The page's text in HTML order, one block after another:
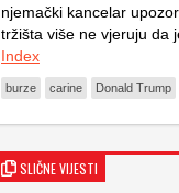
njemački kancelar
tržišta više ne vjeruju da
Index
burze carine Donald Trump
SLIČNE VIJESTI